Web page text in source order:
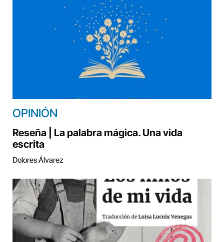
OPINIÓN
Reseña | La palabra mágica. Una vida
escrita
Dolores Álvarez